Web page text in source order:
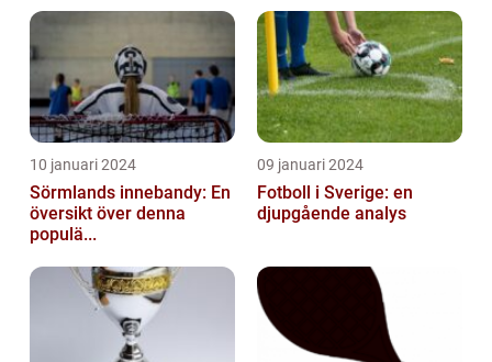
10 januari 2024
Sörmlands innebandy: En
översikt över denna
populä...
09 januari 2024
Fotboll i Sverige: en
djupgående analys